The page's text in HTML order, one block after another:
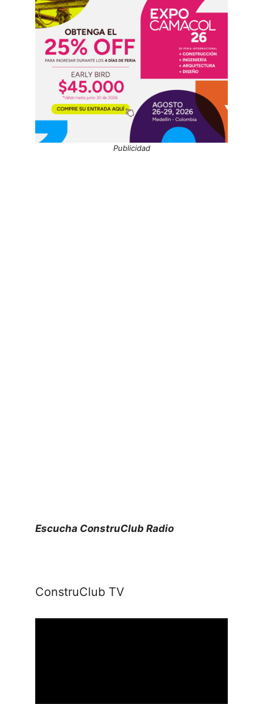
Publicidad
Escucha ConstruClub Radio
ConstruClub TV